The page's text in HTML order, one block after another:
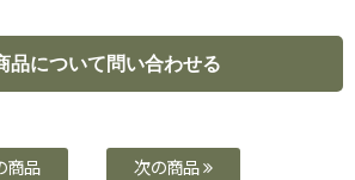
商品 次の商品